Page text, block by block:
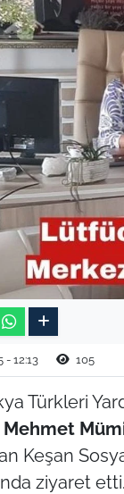
- 12:13 105
Türkleri
Mehmet
Keşan
ziyaret etti.